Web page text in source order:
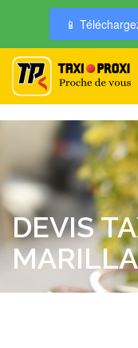
📱
DEVIS